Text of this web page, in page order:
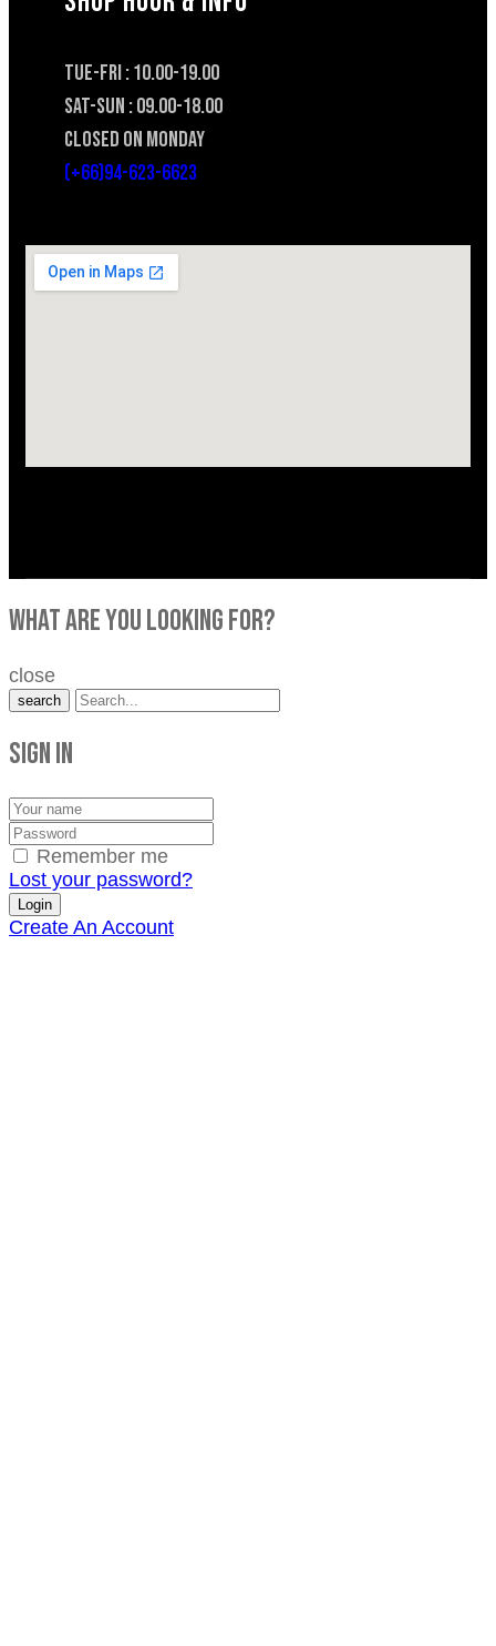
TUE-FRI : 10.00-19.00
SAT-SUN : 09.00-18.00
CLOSED ON MONDAY
(+66)94-623-6623
what are you looking for?
close
search
Sign in
Remember me
Lost your password?
Create An Account